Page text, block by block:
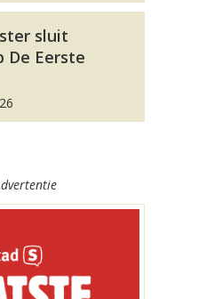
sluit
De Eerste